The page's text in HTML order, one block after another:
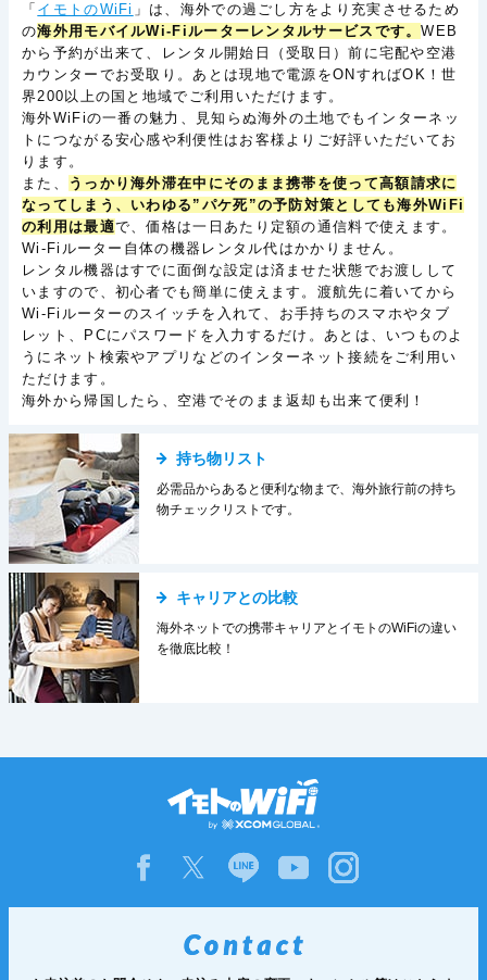
「 イモトのWiFi 」は、海外での過ごし方をより充実させるため
の海外用モバイルWi-Fiルーターレンタルサービスです。WEB
から予約が出来て、レンタル開始日（受取日）前に宅配や空港
カウンターでお受取り。あとは現地で電源をONすればOK！世
界200以上の国と地域でご利用いただけます。
海外WiFiの一番の魅力、見知らぬ海外の土地でもインターネッ
トにつながる安心感や利便性はお客様よりご好評いただいてお
ります。
また、
うっかり海外滞在中にそのまま携帯を使って高額請求に
なってしまう、いわゆる”パケ死”の予防対策としても海外WiFi
の利用は最適で、価格は一日あたり定額の通信料で使えます。
Wi-Fiルーター自体の機器レンタル代はかかりません。
レンタル機器はすでに面倒な設定は済ませた状態でお渡しして
いますので、初心者でも簡単に使えます。渡航先に着いてから
Wi-Fiルーターのスイッチを入れて、お手持ちのスマホやタブ
レット、PCにパスワードを入力するだけ。あとは、いつものよ
うにネット検索やアプリなどのインターネット接続をご利用い
ただけます。
海外から帰国したら、空港でそのまま返却も出来て便利！
持ち物リスト
必需品からあると便利な物まで、海外旅行前の持ち
物チェックリストです。
キャリアとの比較
海外ネットでの携帯キャリアとイモトのWiFiの違い
を徹底比較！